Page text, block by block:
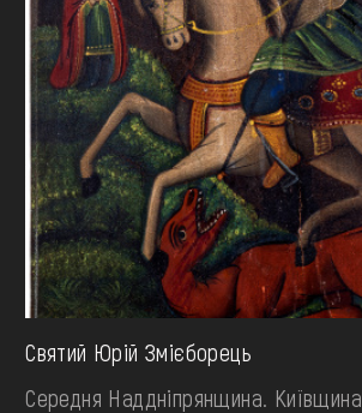
Святий Юрій Змієборець
Середня Наддніпрянщина. Київщина